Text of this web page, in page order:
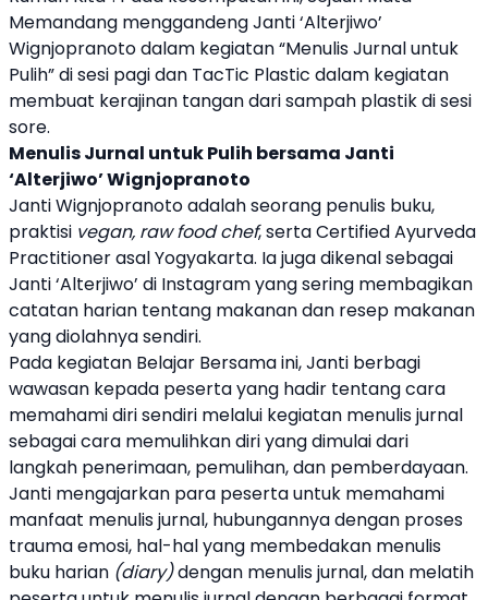
Memandang menggandeng Janti ‘Alterjiwo’
Wignjopranoto dalam kegiatan “Menulis Jurnal untuk
Pulih” di sesi pagi dan TacTic Plastic dalam kegiatan
membuat kerajinan tangan dari sampah plastik di sesi
sore.
Menulis Jurnal untuk Pulih bersama Janti
‘Alterjiwo’ Wignjopranoto
Janti Wignjopranoto adalah seorang penulis buku,
praktisi vegan, raw food chef, serta Certified Ayurveda
Practitioner asal Yogyakarta. Ia juga dikenal sebagai
Janti ‘Alterjiwo’ di Instagram yang sering membagikan
catatan harian tentang makanan dan resep makanan
yang diolahnya sendiri.
Pada kegiatan Belajar Bersama ini, Janti berbagi
wawasan kepada peserta yang hadir tentang cara
memahami diri sendiri melalui kegiatan menulis jurnal
sebagai cara memulihkan diri yang dimulai dari
langkah penerimaan, pemulihan, dan pemberdayaan.
Janti mengajarkan para peserta untuk memahami
manfaat menulis jurnal, hubungannya dengan proses
trauma emosi, hal-hal yang membedakan menulis
buku harian (diary)dengan menulis jurnal, dan melatih